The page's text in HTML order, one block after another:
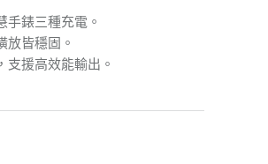
錶三種充電。
皆穩固。
援高效能輸出。